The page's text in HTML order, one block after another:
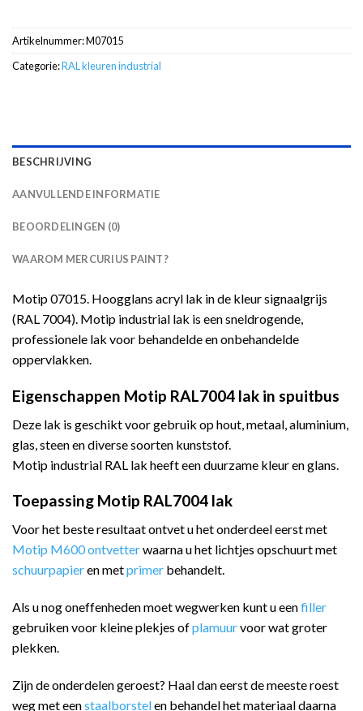
Artikelnummer:M07015
Categorie:RAL kleuren industrial
BESCHRIJVING
AANVULLENDE INFORMATIE
BEOORDELINGEN (0)
WAAROM MERCURIUS PAINT?
Motip 07015. Hoogglans acryl lak in de kleur signaalgrijs
(RAL 7004). Motip industrial lak is een sneldrogende,
professionele lak voor behandelde en onbehandelde
oppervlakken.
Eigenschappen Motip RAL7004 lak in spuitbus
Deze lak is geschikt voor gebruik op hout, metaal, aluminium,
glas, steen en diverse soorten kunststof.
Motip industrial RAL lak heeft een duurzame kleur en glans.
Toepassing Motip RAL7004 lak
Voor het beste resultaat ontvet u het onderdeel eerst met
Motip M600 ontvetterwaarna u het lichtjes opschuurt met
schuurpapieren metprimer behandelt.
Als u nog oneffenheden moet wegwerken kunt u eenfiller
gebruiken voor kleine plekjes ofplamuurvoor wat groter
plekken.
Zijn de onderdelen geroest? Haal dan eerst de meeste roest
weg met eenstaalborstelen behandel het materiaal daarna